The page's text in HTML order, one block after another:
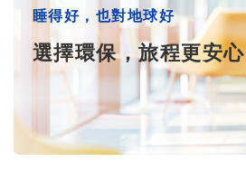
睡得好，也對地球好
選擇環保，旅程更安心